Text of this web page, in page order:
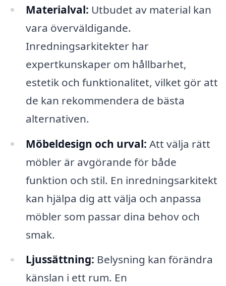
Materialval: Utbudet av material kan
vara överväldigande.
Inredningsarkitekter har
expertkunskaper om hållbarhet,
estetik och funktionalitet, vilket gör att
de kan rekommendera de bästa
alternativen.
Möbeldesign och urval: Att välja rätt
möbler är avgörande för både
funktion och stil. En inredningsarkitekt
kan hjälpa dig att välja och anpassa
möbler som passar dina behov och
smak.
Ljussättning: Belysning kan förändra
känslan i ett rum. En